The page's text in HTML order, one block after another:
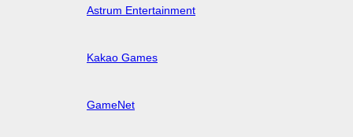
Astrum Entertainment
Kakao Games
GameNet